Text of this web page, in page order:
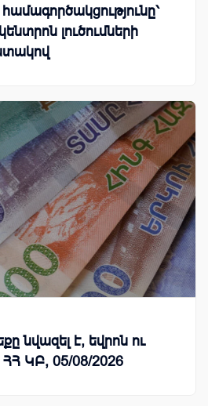
լուծումների
նվազել է, եվրոն ու
ՀՀ ԿԲ, 05/08/2026